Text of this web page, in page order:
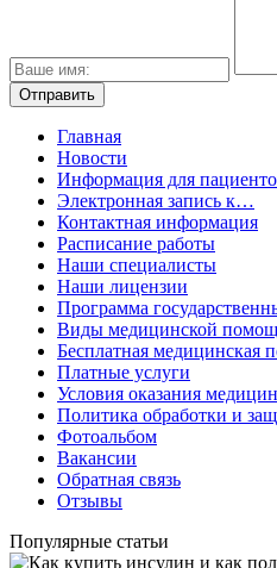
Главная
Новости
Информация для
Электронная запись к…
Контактная информация
Расписание работы
Наши специалисты
Наши лицензии
Программа
Виды медицинской
Бесплатная медицинская
Платные услуги
Условия оказания
Политика обработки и
Фотоальбом
Вакансии
Обратная связь
Отзывы
Популярные статьи